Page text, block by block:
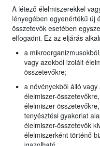
A létező élelmiszerekkel
lényegében egyenértékű új
összetevők esetében
elfogadni. Ez az eljárás
a
vagy azokból izolált
összetevőkre;
a növényekből álló
élelmiszer-
élelmiszer-
tenyésztési gyakorlat
élelmiszer-összetevők
élelmiszerként történő